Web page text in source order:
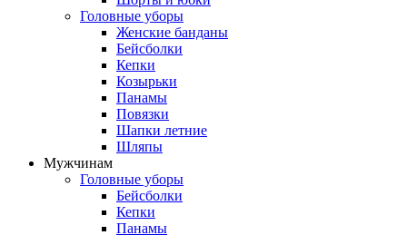
Головные уборы
Женские банданы
Бейсболки
Кепки
Козырьки
Панамы
Повязки
Шапки летние
Шляпы
Мужчинам
Головные уборы
Бейсболки
Кепки
Панамы